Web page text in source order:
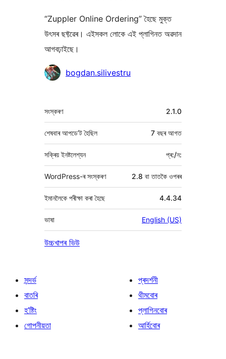
“Zuppler Online Ordering” হৈছে মুক্ত
উৎসৰ ছফ্টৱেৰ। এইসকল লোকে এই প্লাগিনত অৱদান
আগবঢ়াইছে।
অৱদানকাৰীসকলbogdan.silivestru
মেটা 2.1.0
সংস্কৰণ
7 বছৰআগত
শেষবাৰ আপডে’ট হৈছিল
সক্ৰিয় ইনষ্টলেশ্যন প্ৰ:/ন:
WordPress-ৰ সংস্কৰণ 2.8 বা তাতকৈ ওপৰৰ
ইমানলৈকে পৰীক্ষা কৰা হৈছে 4.4.34
ভাষা English (US)
উচ্চখাপৰ ভিউ
সন্দৰ্ভ
বাতৰি
হ’ষ্টিং
গোপনীয়তা
প্ৰদৰ্শনী
থীমবোৰ
প্লাগিনবোৰ
আৰ্হিবোৰ